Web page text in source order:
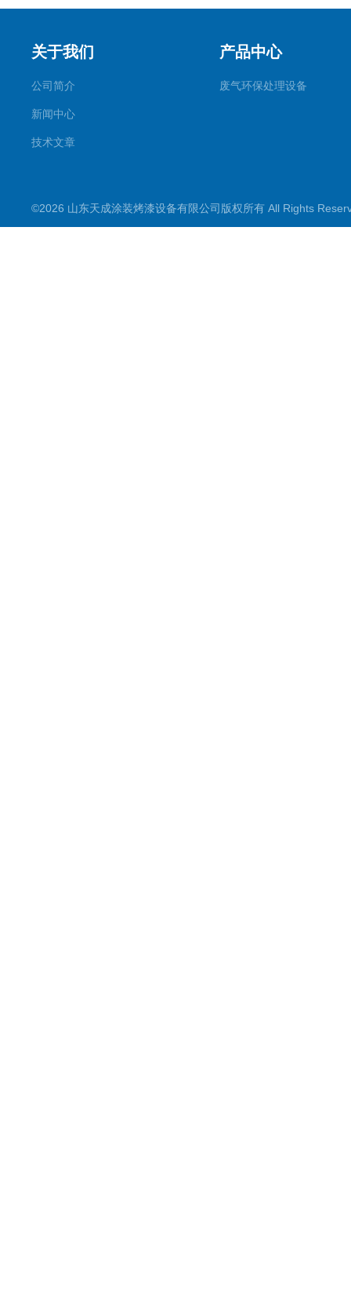
关于我们
公司简介
新闻中心
技术文章
产品中心
废气环保处理设备
©2026 山东天成涂装烤漆设备有限公司版权所有 All Rights